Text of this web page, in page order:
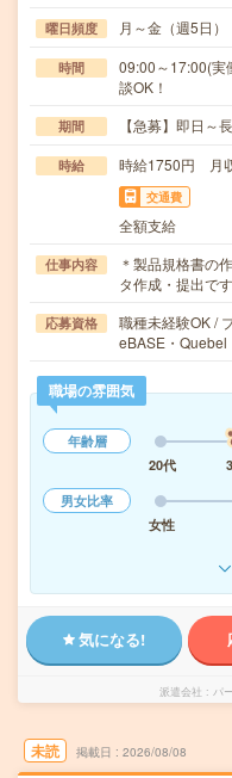
曜日頻度 月～金（週5日）
時間
09:00～17:00(
談OK！
期間 【急募】即日～
時給 時給1750円 月
交通費
全額支給
仕事内容
＊製品規格書の
タ作成・提出で
応募資格
職種未経験OK /
eBASE・
職場の雰囲気
年齢層
20代
男女比率
女性
気になる!
派遣会社 パ
未読 掲載日 2026/08/08